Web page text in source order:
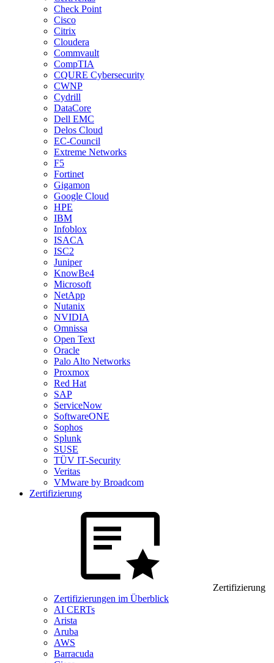
Check Point
Cisco
Citrix
Cloudera
Commvault
CompTIA
CQURE Cybersecurity
CWNP
Cydrill
DataCore
Dell EMC
Delos Cloud
EC-Council
Extreme Networks
F5
Fortinet
Gigamon
Google Cloud
HPE
IBM
Infoblox
ISACA
ISC2
Juniper
KnowBe4
Microsoft
NetApp
Nutanix
NVIDIA
Omnissa
Open Text
Oracle
Palo Alto Networks
Proxmox
Red Hat
SAP
ServiceNow
SoftwareONE
Sophos
Splunk
SUSE
TÜV IT-Security
Veritas
VMware by Broadcom
Zertifizierung
Zertifizierung
Zertifizierungen im Überblick
AI CERTs
Arista
Aruba
AWS
Barracuda